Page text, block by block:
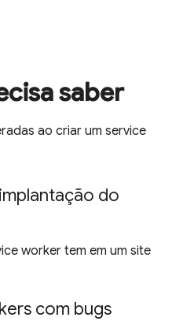
saber
ao criar um service
do
worker tem em um site
com bugs